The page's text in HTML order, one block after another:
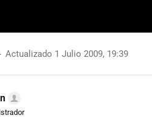
Actualizado 1 Julio 2009, 19:39